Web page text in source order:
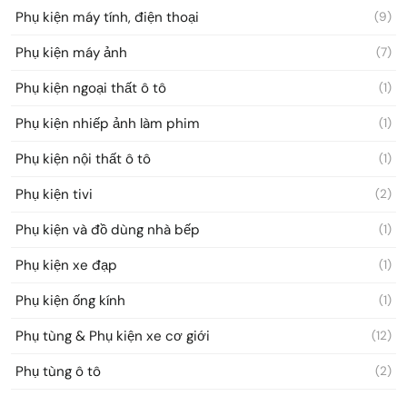
Phụ kiện máy tính, điện thoại (9)
Phụ kiện máy ảnh (7)
Phụ kiện ngoại thất ô tô (1)
Phụ kiện nhiếp ảnh làm phim (1)
Phụ kiện nội thất ô tô (1)
Phụ kiện tivi (2)
Phụ kiện và đồ dùng nhà bếp (1)
Phụ kiện xe đạp (1)
Phụ kiện ống kính (1)
Phụ tùng & Phụ kiện xe cơ giới (12)
Phụ tùng ô tô (2)